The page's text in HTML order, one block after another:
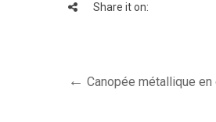
Share it on:
Canopée métallique